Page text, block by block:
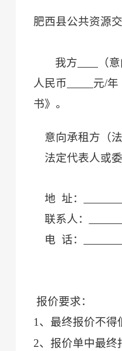
肥西县公共资源
我方 （
人民币
元/年
书》。
意向承租方（
法定代表人或
地 址：
联系人：
电 话：
报价要求：
1、最终报价不得
2、报价单中最终